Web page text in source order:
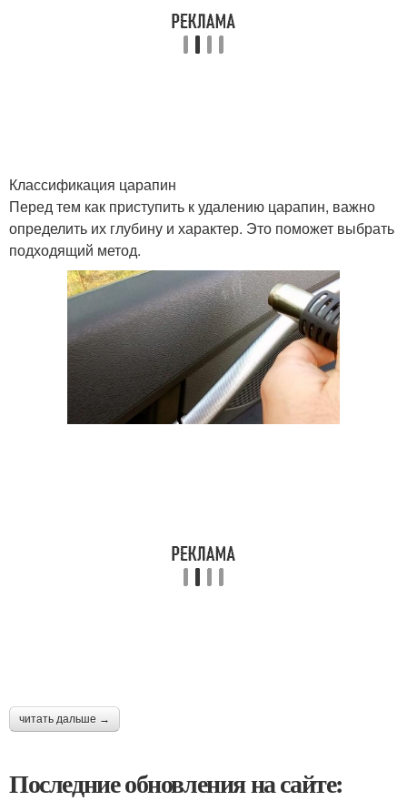
Классификация царапин
Перед тем как приступить к удалению царапин, важно
определить их глубину и характер. Это поможет выбрать
подходящий метод.
читать дальше →
Последние обновления на сайте: